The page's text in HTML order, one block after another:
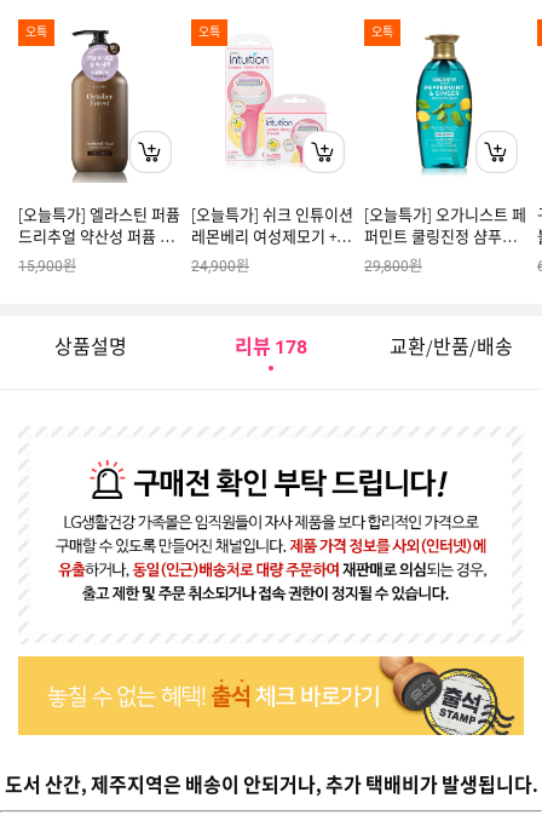
오특
[오늘특가] 엘라스틴 퍼퓸
드리추얼 약산성 퍼퓸 두
피 앤 손상 클리닉 탈모 트
리트먼트 옥토버 포레스
15,900원
오특
[오늘특가] 쉬크 인튜이션
레몬베리 여성제모기 + 날
5입
24,900원
오특
[오늘특가] 오가니스트 페
퍼민트 쿨링진정 샴푸
500ml(비건) * 2개
29,800원
상품설명 리뷰 178 교환/반품/배송
도서 산간, 제주지역은 배송이 안되거나, 추가 택배비가 발생됩니다.